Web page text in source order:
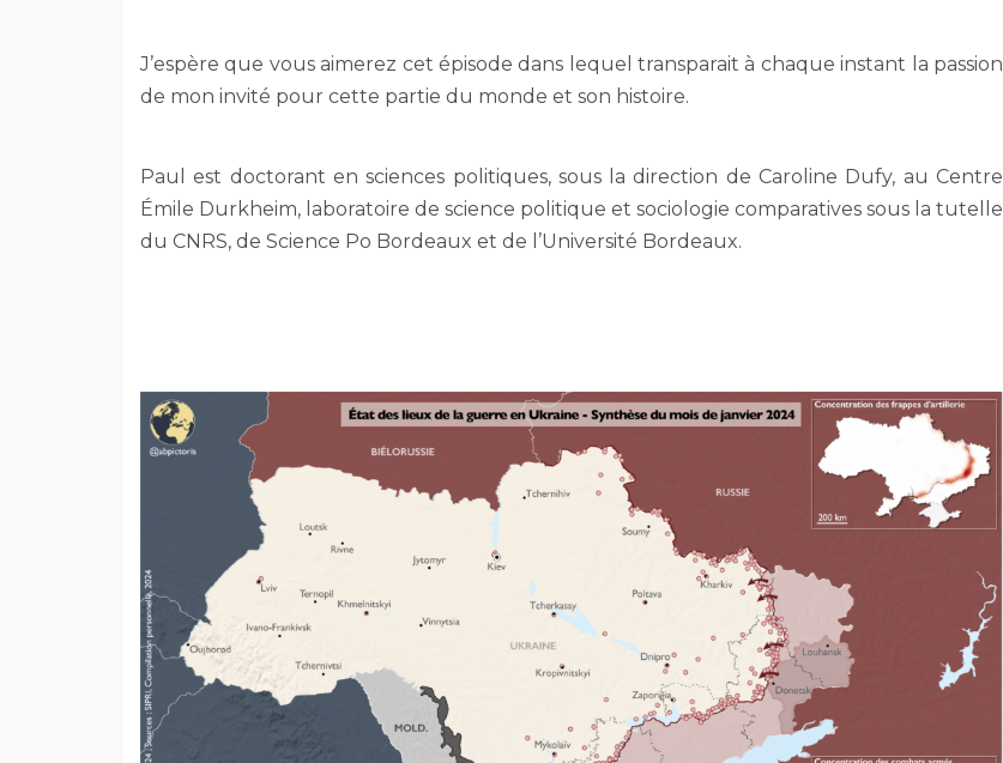
J’espère que vous aimerez cet épisode dans lequel transparait à chaque instant la passion
de mon invité pour cette partie du monde et son histoire.
Paul est doctorant en sciences politiques, sous la direction de Caroline Dufy, au Centre
Émile Durkheim, laboratoire de science politique et sociologie comparatives sous la tutelle
du CNRS, de Science Po Bordeaux et de l’Université Bordeaux.